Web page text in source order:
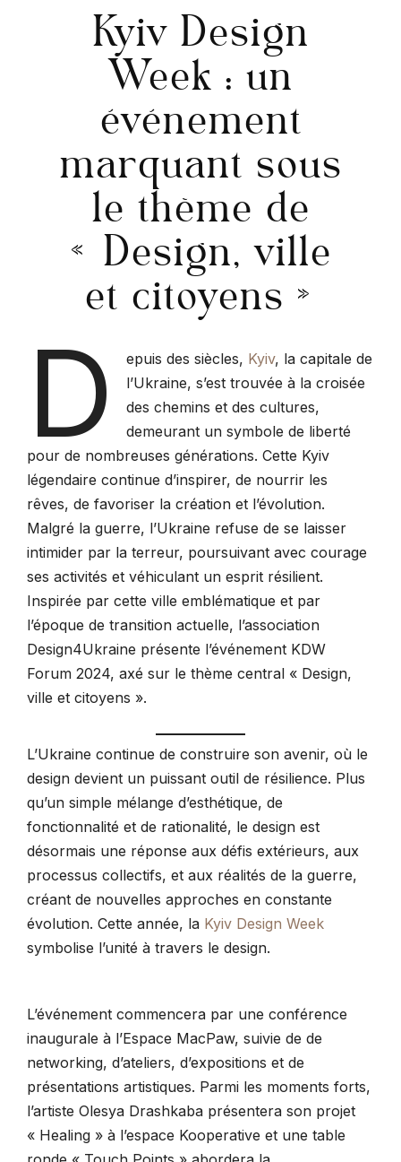
Kyiv Design
Week : un
événement
marquant sous
le thème de
« Design, ville
et citoyens »
D epuis des siècles, Kyiv, la capitale de
l’Ukraine, s’est trouvée à la croisée
des chemins et des cultures,
demeurant un symbole de liberté
pour de nombreuses générations. Cette Kyiv
légendaire continue d’inspirer, de nourrir les
rêves, de favoriser la création et l’évolution.
Malgré la guerre, l’Ukraine refuse de se laisser
intimider par la terreur, poursuivant avec courage
ses activités et véhiculant un esprit résilient.
Inspirée par cette ville emblématique et par
l’époque de transition actuelle, l’association
Design4Ukraine présente l’événement KDW
Forum 2024, axé sur le thème central « Design,
ville et citoyens ».
L’Ukraine continue de construire son avenir, où le
design devient un puissant outil de résilience. Plus
qu’un simple mélange d’esthétique, de
fonctionnalité et de rationalité, le design est
désormais une réponse aux défis extérieurs, aux
processus collectifs, et aux réalités de la guerre,
créant de nouvelles approches en constante
évolution. Cette année, la Kyiv Design Week
symbolise l’unité à travers le design.
L’événement commencera par une conférence
inaugurale à l’Espace MacPaw, suivie de de
networking, d’ateliers, d’expositions et de
présentations artistiques. Parmi les moments forts,
l’artiste Olesya Drashkaba présentera son projet
« Healing » à l’espace Kooperative et une table